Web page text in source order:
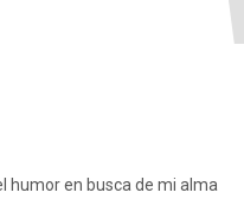
humor en busca de mi alma